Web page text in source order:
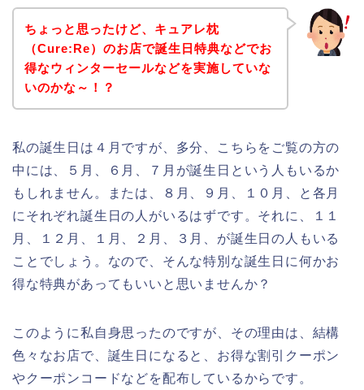
ちょっと思ったけど、キュアレ枕
（Cure:Re）のお店で誕生日特典などでお
得なウィンターセールなどを実施していな
いのかな～！？
私の誕生日は４月ですが、多分、こちらをご覧の方の
中には、５月、６月、７月が誕生日という人もいるか
もしれません。または、８月、９月、１０月、と各月
にそれぞれ誕生日の人がいるはずです。それに、１１
月、１２月、１月、２月、３月、が誕生日の人もいる
ことでしょう。なので、そんな特別な誕生日に何かお
得な特典があってもいいと思いませんか？
このように私自身思ったのですが、その理由は、結構
色々なお店で、誕生日になると、お得な割引クーポン
やクーポンコードなどを配布しているからです。